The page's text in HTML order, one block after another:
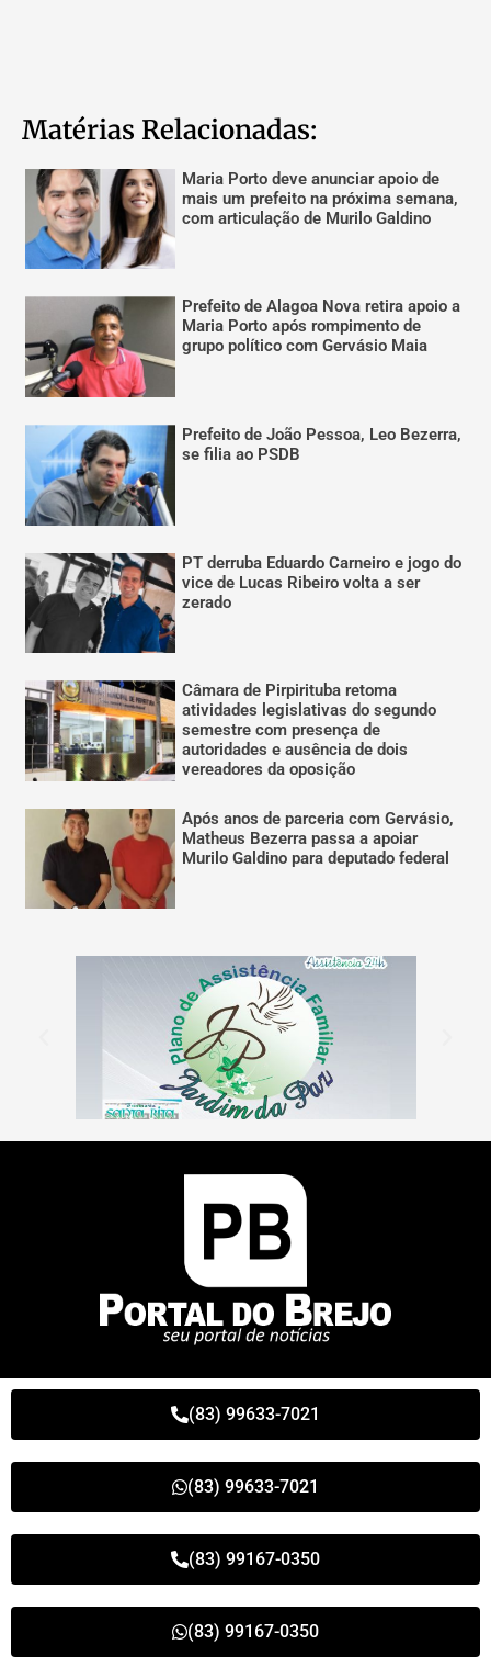
Matérias Relacionadas:
Maria Porto deve anunciar apoio de
mais um prefeito na próxima semana,
com articulação de Murilo Galdino
Prefeito de Alagoa Nova retira apoio a
Maria Porto após rompimento de
grupo político com Gervásio Maia
Prefeito de João Pessoa, Leo Bezerra,
se filia ao PSDB
PT derruba Eduardo Carneiro e jogo do
vice de Lucas Ribeiro volta a ser
zerado
Câmara de Pirpirituba retoma
atividades legislativas do segundo
semestre com presença de
autoridades e ausência de dois
vereadores da oposição
Após anos de parceria com Gervásio,
Matheus Bezerra passa a apoiar
Murilo Galdino para deputado federal
(83) 99633-7021
(83) 99633-7021
(83) 99167-0350
(83) 99167-0350